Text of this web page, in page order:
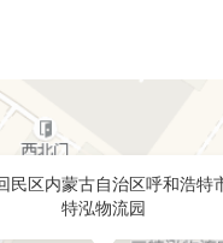
民区内蒙古自治区呼和浩特
特泓物流园